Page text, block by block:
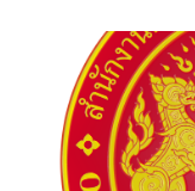
ของครอบครัวพระ
แม่เป็นคนดูแล ก็ได้
ทองที่จะทำให้ไม่โ